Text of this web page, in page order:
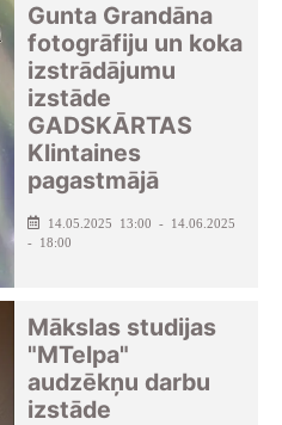
Gunta Grandāna
fotogrāfiju un koka
izstrādājumu
izstāde
GADSKĀRTAS
Klintaines
pagastmājā
14.05.2025 13:00 - 14.06.2025
- 18:00
Mākslas studijas
"MTelpa"
audzēkņu darbu
izstāde